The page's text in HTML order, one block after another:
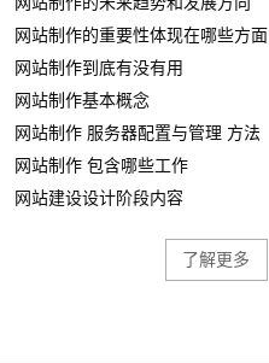
网站制作的重要性体现在哪些方面
网站制作到底有没有用
网站制作基本概念
网站制作 服务器配置与管理 方法
网站制作 包含哪些工作
网站建设设计阶段内容
了解更多